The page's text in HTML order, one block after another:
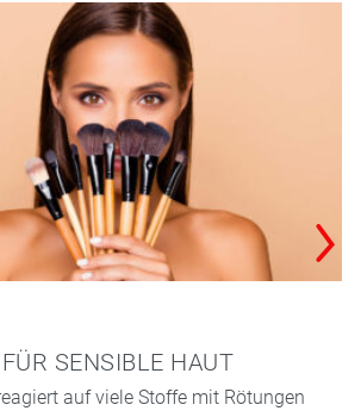
SENSIBLE HAUT
auf viele Stoffe mit Rötungen